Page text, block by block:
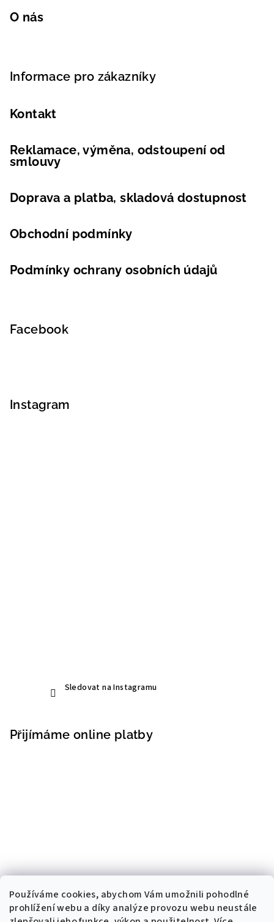
Používáme cookies, abychom Vám umožnili pohodlné
prohlížení webu a díky analýze provozu webu neustále
O nás
Informace pro zákazníky
Kontakt
Reklamace, výměna, odstoupení od
smlouvy
Doprava a platba, skladová dostupnost
Obchodní podmínky
Podmínky ochrany osobních údajů
Facebook
Instagram
Sledovat na Instagramu
Přijímáme online platby